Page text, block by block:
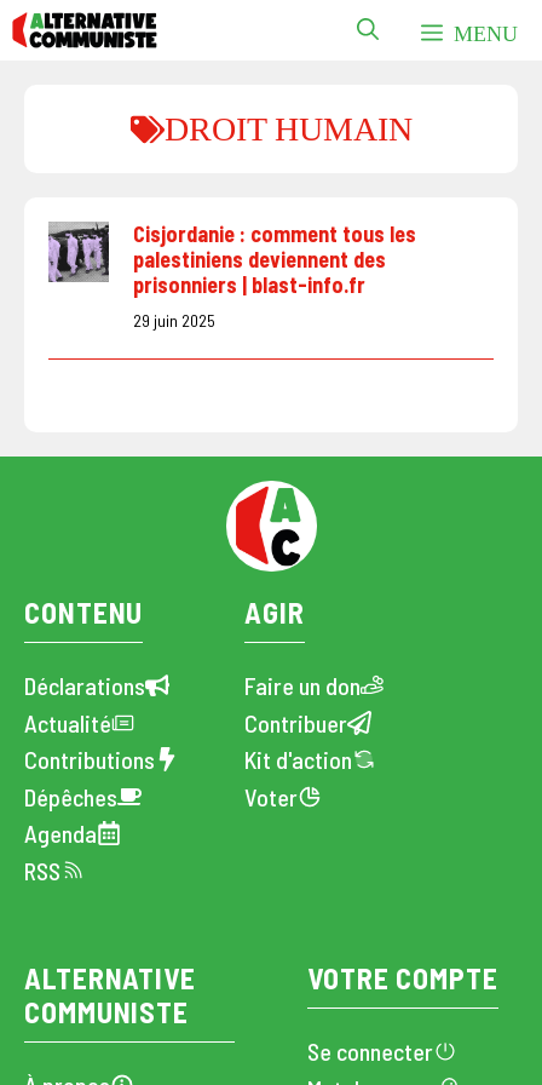
Aller
au
MENU
DROIT HUMAIN
Cisjordanie : comment tous les
palestiniens deviennent des
prisonniers | blast-info.fr
29 juin 2025
CONTENU
Déclarations
Actualité
Contributions
Dépêches
Agenda
RSS
AGIR
Faire un don
Contribuer
Kit d'action
Voter
ALTERNATIVE
COMMUNISTE
VOTRE COMPTE
Se connecter